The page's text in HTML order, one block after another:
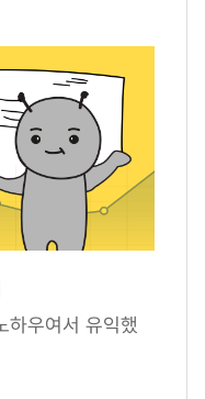
하우여서 유익했